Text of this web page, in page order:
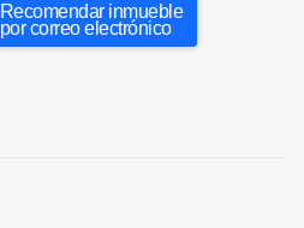
Recomendar inmueble
por correo electrónico